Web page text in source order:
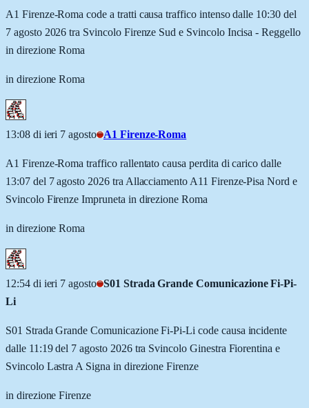
A1 Firenze-Roma code a tratti causa traffico intenso dalle 10:30 del
7 agosto 2026 tra Svincolo Firenze Sud e Svincolo Incisa - Reggello
in direzione Roma
in direzione Roma
13:08 di ieri 7 agosto A1 Firenze-Roma
A1 Firenze-Roma traffico rallentato causa perdita di carico dalle
13:07 del 7 agosto 2026 tra Allacciamento A11 Firenze-Pisa Nord e
Svincolo Firenze Impruneta in direzione Roma
in direzione Roma
12:54 di ieri 7 agosto S01 Strada Grande Comunicazione Fi-Pi-
Li
S01 Strada Grande Comunicazione Fi-Pi-Li code causa incidente
dalle 11:19 del 7 agosto 2026 tra Svincolo Ginestra Fiorentina e
Svincolo Lastra A Signa in direzione Firenze
in direzione Firenze